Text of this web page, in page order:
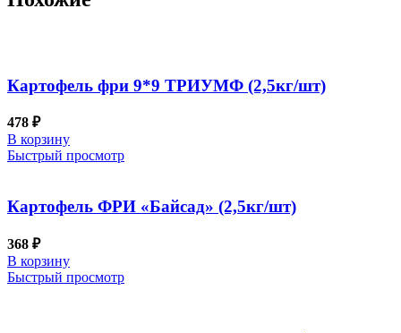
Картофель фри 9*9 ТРИУМФ (2,5кг/шт)
478 ₽
В корзину
Быстрый просмотр
Картофель ФРИ «Байсад» (2,5кг/шт)
368 ₽
В корзину
Быстрый просмотр